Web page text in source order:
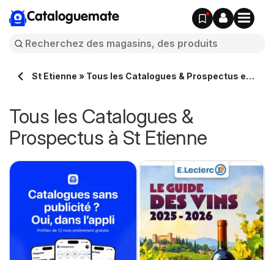
Cataloguemate
St Etienne » Tous les Catalogues & Prospectus en
Tous les Catalogues &
Prospectus à St Etienne